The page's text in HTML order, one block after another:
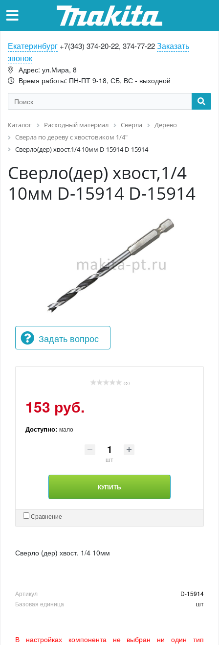
Екатеринбург +7(343) 374-20-22, 374-77-22Заказать
звонок
Адрес: ул.Мира, 8
Время работы: ПН-ПТ 9-18, СБ, ВС - выходной
Каталог Расходный материал Сверла
Дерево
Cверла по дереву с хвостовиком 1/4"
Сверло(дер) хвост,1/4 10мм D-15914 D-15914
Сверло(дер) хвост,1/4
10мм D-15914 D-15914
Задать вопрос
( 0 )
153 руб.
Доступно: мало
шт
КУПИТЬ
Сравнение
Сверло (дер) хвост. 1/4 10мм
Артикул
D-15914
Базовая единица
шт
В настройках компонента не выбран ни один тип